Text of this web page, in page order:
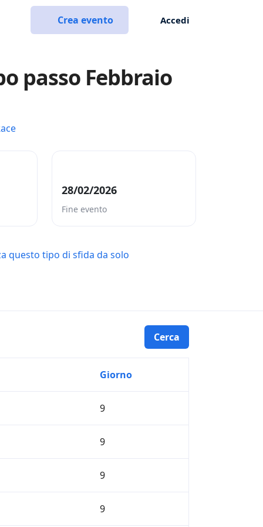
Crea evento Accedi
passo Febbraio
28/02/2026
Fine evento
questo tipo di sfida da solo
Giorno
9
9
9
9